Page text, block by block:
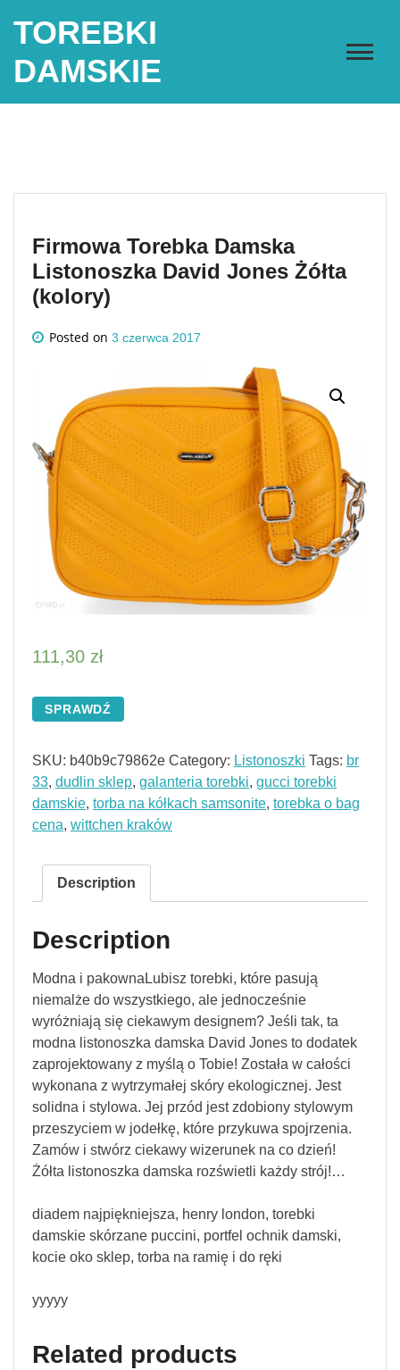
TOREBKI
DAMSKIE
Firmowa Torebka Damska
Listonoszka David Jones Żółta
(kolory)
Posted on 3 czerwca 2017
111,30 zł
SPRAWDŹ
SKU: b40b9c79862e Category: Listonoszki Tags: br
33, dudlin sklep, galanteria torebki, gucci torebki
damskie, torba na kółkach samsonite, torebka o bag
cena, wittchen kraków
Description
Description
Modna i pakownaLubisz torebki, które pasują
niemalże do wszystkiego, ale jednocześnie
wyróżniają się ciekawym designem? Jeśli tak, ta
modna listonoszka damska David Jones to dodatek
zaprojektowany z myślą o Tobie! Została w całości
wykonana z wytrzymałej skóry ekologicznej. Jest
solidna i stylowa. Jej przód jest zdobiony stylowym
przeszyciem w jodełkę, które przykuwa spojrzenia.
Zamów i stwórz ciekawy wizerunek na co dzień!
Żółta listonoszka damska rozświetli każdy strój!…
diadem najpiękniejsza, henry london, torebki
damskie skórzane puccini, portfel ochnik damski,
kocie oko sklep, torba na ramię i do ręki
yyyyy
Related products